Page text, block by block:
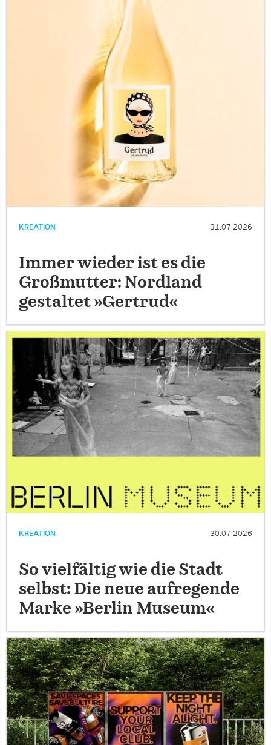
KREATION 31.07.2026
Immer wieder ist es die
Großmutter: Nordland
gestaltet »Gertrud«
KREATION 30.07.2026
So vielfältig wie die Stadt
selbst: Die neue aufregende
Marke »Berlin Museum«